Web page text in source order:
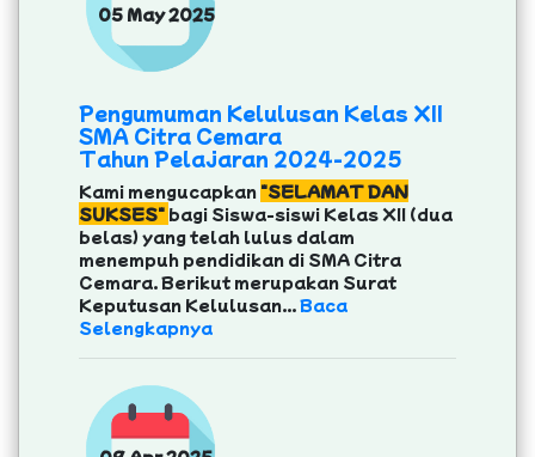
05 May 2025
Pengumuman Kelulusan Kelas XII
SMA Citra Cemara
Tahun Pelajaran 2024-2025
Kami mengucapkan "SELAMAT DAN
SUKSES" bagi Siswa-siswi Kelas XII (dua
belas) yang telah lulus dalam
menempuh pendidikan di SMA Citra
Cemara. Berikut merupakan Surat
Keputusan Kelulusan...Baca
Selengkapnya